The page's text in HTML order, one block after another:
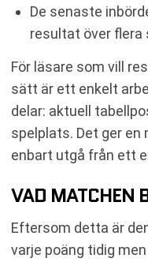
De senaste
resultat över flera
För läsare som vill
sätt är ett enkelt
delar: aktuell
spelplats. Det ger en
enbart utgå från ett
VAD MATCHEN
Eftersom detta är
varje poäng tidig